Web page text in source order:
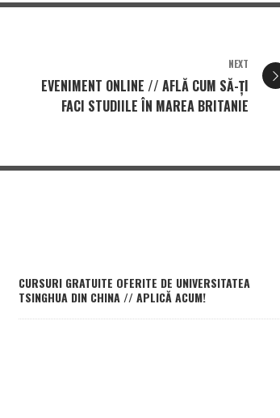
NEXT
EVENIMENT ONLINE // AFLĂ CUM SĂ-ȚI
FACI STUDIILE ÎN MAREA BRITANIE
CURSURI GRATUITE OFERITE DE UNIVERSITATEA
TSINGHUA DIN CHINA // APLICĂ ACUM!